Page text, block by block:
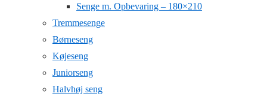
Senge m. Opbevaring – 180×210
Tremmesenge
Børneseng
Køjeseng
Juniorseng
Halvhøj seng